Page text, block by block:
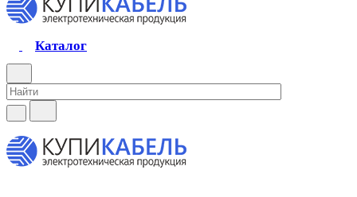
Каталог